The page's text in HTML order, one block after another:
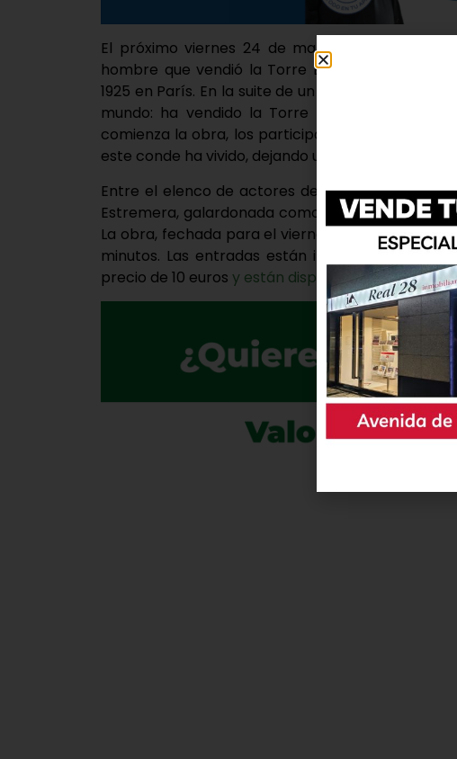
El próximo viernes 24 de marzo la Casa de las
hombre que vendió la Torre Eiffel’, que
1925 en París. En la suite de un hotel, Víctor
mundo: ha vendido la Torre Eiffel. Recibidos
comienza la obra, los participantes serán
este conde ha vivido, dejando una experiencia
Entre el elenco de actores de esta obra de
Estremera, galardonada como Mejor Actriz en el
La obra, fechada para el viernes 24 de marzo a
minutos. Las entradas están incluidas en el
precio de 10 euros y están disponibles en este